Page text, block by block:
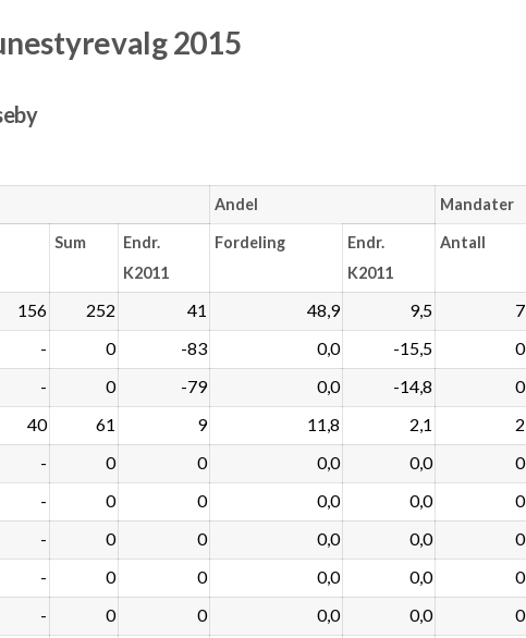
2015
Andel Mandater
Sum
Endr.
K2011
Fordeling
Endr.
K2011
Antall
156 252 41 48,9 9,5 7
- 0 -83 0,0 -15,5 0
- 0 -79 0,0 -14,8 0
40 61 9 11,8 2,1 2
- 0 0 0,0 0,0 0
- 0 0 0,0 0,0 0
- 0 0 0,0 0,0 0
- 0 0 0,0 0,0 0
- 0 0 0,0 0,0 0